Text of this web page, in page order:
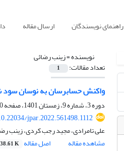
راهنمای نویسندگان ارسال مقاله
نویسنده =زینب رضائی
تعداد مقالات: 1
واکنش حسابرسان به نوسان
دوره 3، شماره 9، زمستان 1401، صفحه
jpar.2022.561498.1112
علی تامرادی، مجید رجب کردی، زینب
مشاهده مقاله
اصل مقاله K